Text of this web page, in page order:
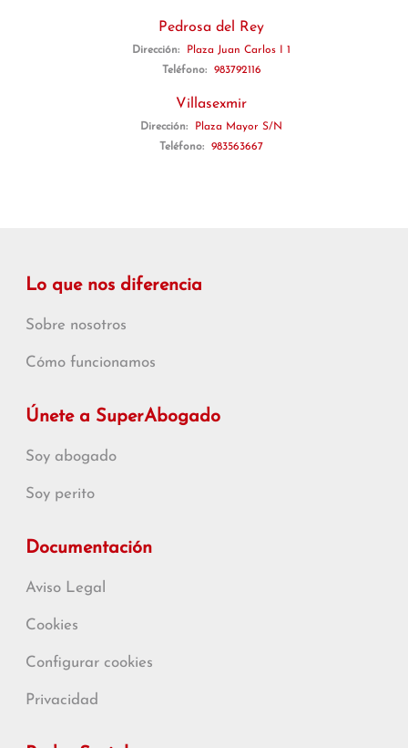
Pedrosa del Rey
Dirección:
Plaza Juan Carlos I 1
Teléfono:
983792116
Villasexmir
Dirección:
Plaza Mayor S/N
Teléfono:
983563667
Lo que nos diferencia
Sobre nosotros
Cómo funcionamos
Únete a SuperAbogado
Soy abogado
Soy perito
Documentación
Aviso Legal
Cookies
Configurar cookies
Privacidad